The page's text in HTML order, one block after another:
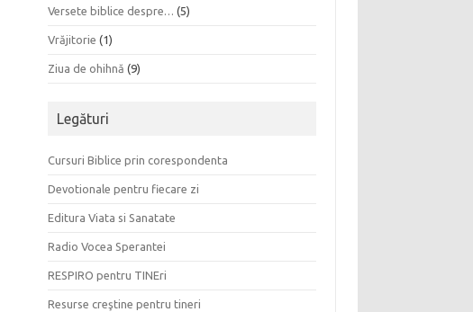
Versete biblice despre… (5)
Vrăjitorie (1)
Ziua de ohihnă (9)
Legături
Cursuri Biblice prin corespondenta
Devotionale pentru fiecare zi
Editura Viata si Sanatate
Radio Vocea Sperantei
RESPIRO pentru TINEri
Resurse creştine pentru tineri